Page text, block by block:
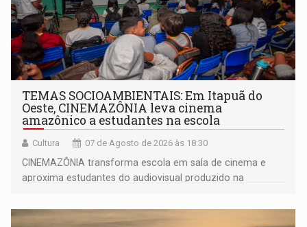
TEMAS SOCIOAMBIENTAIS: Em Itapuã do
Oeste, CINEMAZÔNIA leva cinema
amazônico a estudantes na escola
Cultura 07 de Agosto de 2026 às 18:30
CINEMAZÔNIA transforma escola em sala de cinema e
aproxima estudantes do audiovisual produzido na